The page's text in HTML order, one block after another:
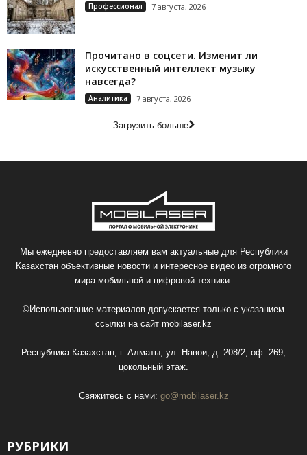
Профессионал 7 августа, 2026
Прочитано в соцсети. Изменит ли
искусственный интеллект музыку
навсегда?
Аналитика 7 августа, 2026
Загрузить больше
Мы ежедневно предоставляем вам актуальные для Республики
Казахстан объективные новости и интересное видео из огромного
мира мобильной и цифровой техники.
©Использование материалов допускается только с указанием
ссылки на сайт mobilaser.kz
Республика Казахстан, г. Алматы, ул. Навои, д. 208/2, оф. 269,
цокольный этаж.
Свяжитесь с нами: go@mobilaser.kz
РУБРИКИ